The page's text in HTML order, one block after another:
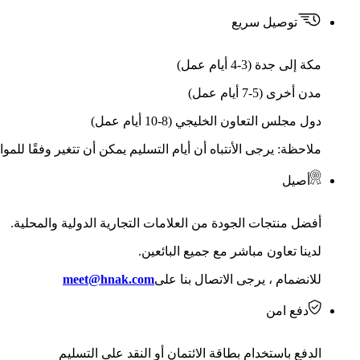
توصيل سريع
مكة إلى جدة (3-4 أيام عمل)
مدن أخرى (5-7 أيام عمل)
دول مجلس التعاون الخليجي (8-10 أيام عمل)
ملاحظة: يرجى الأنتباه أن أيام التسليم يمكن أن تتغير وفقًا
أصيل
أفضل منتجات الجودة من العلامات التجارية الدولية والمحلية.
لدينا تعاون مباشر مع جميع البائعين.
للانضمام ، يرجى الاتصال بنا علىmeet@hnak.com
دفع امن
الدفع باستخدام بطاقة الائتمان أو النقد على التسليم